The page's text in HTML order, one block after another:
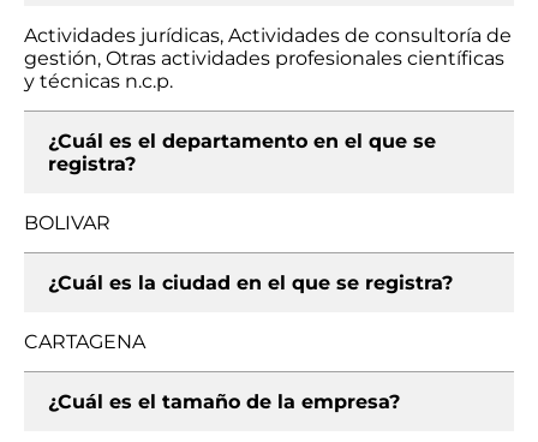
Actividades jurídicas, Actividades de consultoría de
gestión, Otras actividades profesionales científicas
y técnicas n.c.p.
¿Cuál es el departamento en el que se
registra?
BOLIVAR
¿Cuál es la ciudad en el que se registra?
CARTAGENA
¿Cuál es el tamaño de la empresa?